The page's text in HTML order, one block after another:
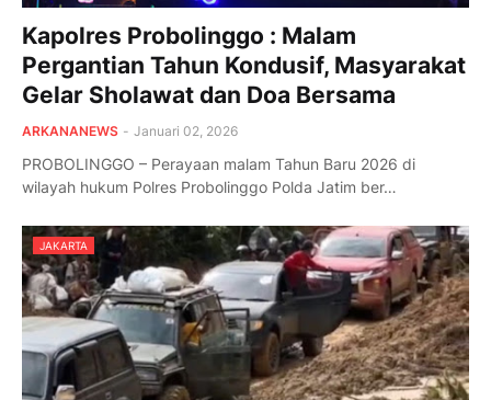
Kapolres Probolinggo : Malam
Pergantian Tahun Kondusif, Masyarakat
Gelar Sholawat dan Doa Bersama
ARKANANEWS - Januari 02, 2026
PROBOLINGGO – Perayaan malam Tahun Baru 2026 di
wilayah hukum Polres Probolinggo Polda Jatim ber…
JAKARTA